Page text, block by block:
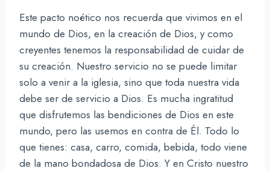
Este pacto noético nos recuerda que vivimos en el
mundo de Dios, en la creación de Dios, y como
creyentes tenemos la responsabilidad de cuidar de
su creación. Nuestro servicio no se puede limitar
solo a venir a la iglesia, sino que toda nuestra vida
debe ser de servicio a Dios. Es mucha ingratitud
que disfrutemos las bendiciones de Dios en este
mundo, pero las usemos en contra de Él. Todo lo
que tienes: casa, carro, comida, bebida, todo viene
de la mano bondadosa de Dios. Y en Cristo nuestro